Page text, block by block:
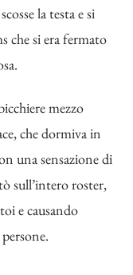
la testa e si
che si era fermato
mezzo
che dormiva in
una sensazione di
sull’intero roster,
e causando